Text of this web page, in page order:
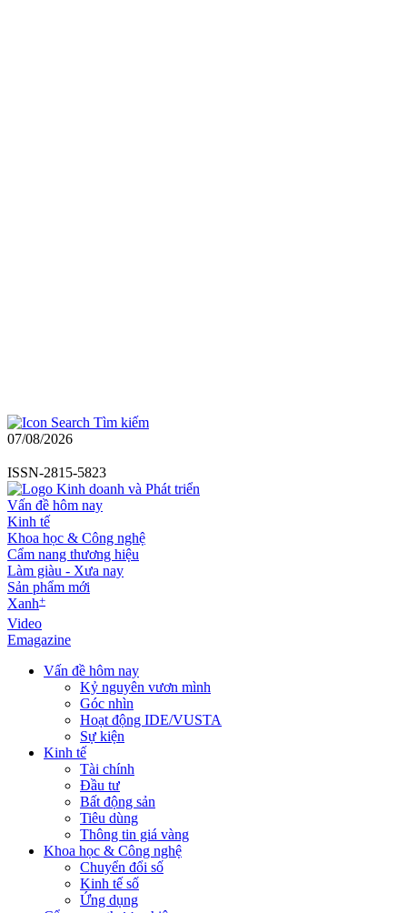
Tìm kiếm
07/08/2026
ISSN-2815-5823
Vấn đề hôm nay
Kinh tế
Khoa học & Công nghệ
Cẩm nang thương hiệu
Làm giàu - Xưa nay
Sản phẩm mới
Xanh+
Video
Emagazine
Vấn đề hôm nay
Kỷ nguyên vươn mình
Góc nhìn
Hoạt động IDE/VUSTA
Sự kiện
Kinh tế
Tài chính
Đầu tư
Bất động sản
Tiêu dùng
Thông tin giá vàng
Khoa học & Công nghệ
Chuyển đổi số
Kinh tế số
Ứng dụng